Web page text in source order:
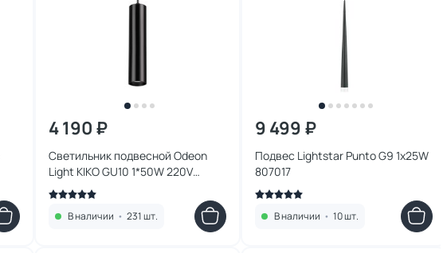
4 190 ₽
Светильник подвесной Odeon
Light KIKO GU10 1*50W 220V
3872/1L
В наличии • 231 шт.
9 499 ₽
Подвес Lightstar Punto G9 1х25W
807017
В наличии • 10 шт.